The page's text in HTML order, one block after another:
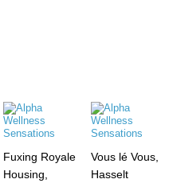
Fuxing Royale
Housing,
Vous lé Vous,
Hasselt